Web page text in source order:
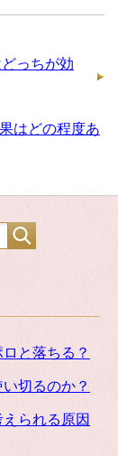
っちが効
はどの程度あ
と落ちる？
切るのか？
られる原因